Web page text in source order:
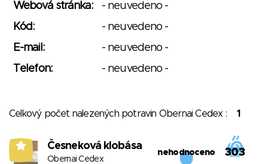
Webová stránka:
- neuvedeno -
Kód:
- neuvedeno -
E-mail:
- neuvedeno -
Telefon:
- neuvedeno -
Celkový počet nalezených potravin Obernai Cedex : 1
5 Česneková klobása
Obernai Cedex
nehodnoceno 303